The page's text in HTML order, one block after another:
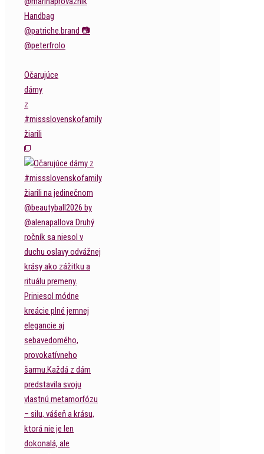
Očarujúce
dámy
z
#missslovenskofamily
žiarili